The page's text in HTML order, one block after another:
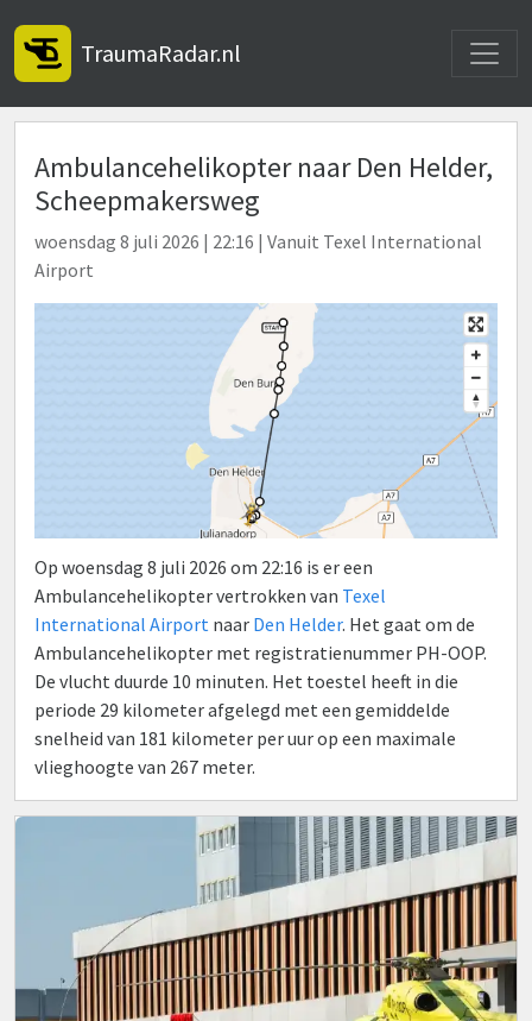
TraumaRadar.nl
Ambulancehelikopter naar Den Helder,
Scheepmakersweg
woensdag 8 juli 2026 | 22:16 | Vanuit Texel International
Airport
Op woensdag 8 juli 2026 om 22:16 is er een
Ambulancehelikopter vertrokken van Texel
International Airport naar Den Helder. Het gaat om de
Ambulancehelikopter met registratienummer PH-OOP.
De vlucht duurde 10 minuten. Het toestel heeft in die
periode 29 kilometer afgelegd met een gemiddelde
snelheid van 181 kilometer per uur op een maximale
vlieghoogte van 267 meter.